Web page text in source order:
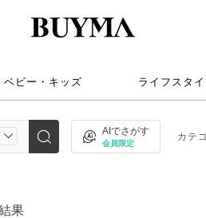
ベビー・キッズ ライフスタ
AIでさがす
会員限定
カテ
果